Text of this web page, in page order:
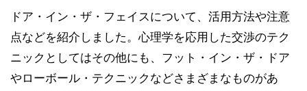
ドア・イン・ザ・フェイスについて、活用方法や注意
点などを紹介しました。心理学を応用した交渉のテク
ニックとしてはその他にも、フット・イン・ザ・ドア
やローボール・テクニックなどさまざまなものがあ